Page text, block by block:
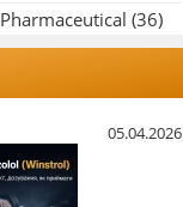
(36)
05.04.2026